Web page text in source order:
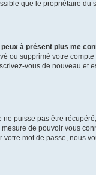
que le propriétaire du
à présent plus me
ou supprimé votre
vous de nouveau et
puisse pas être
de pouvoir vous
mot de passe, nous